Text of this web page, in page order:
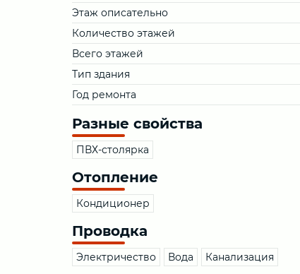
Этаж описательно
Количество этажей
Всего этажей
Тип здания
Год ремонта
Разные свойства
ПВХ-столярка
Отопление
Кондиционер
Проводка
Электричество Вода Канализация